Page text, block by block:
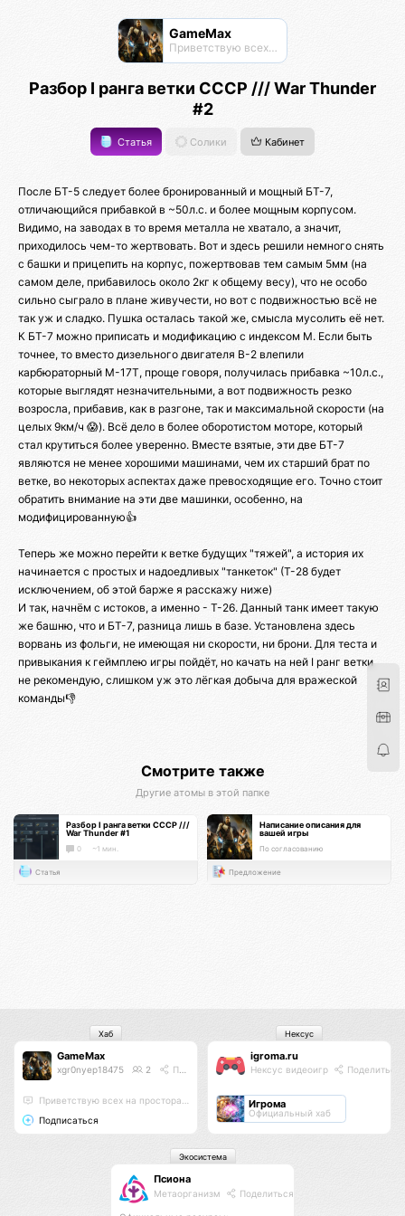
GameMax
Приветствую всех на просторах этого хаба;)
Разбор I ранга ветки СССР /// War Thunder
#2
Статья Солики Кабинет
После БТ-5 следует более бронированный и мощный БТ-7,
отличающийся прибавкой в ~50л.с. и более мощным корпусом.
Видимо, на заводах в то время металла не хватало, а значит,
приходилось чем-то жертвовать. Вот и здесь решили немного снять
с башки и прицепить на корпус, пожертвовав тем самым 5мм (на
самом деле, прибавилось около 2кг к общему весу), что не особо
сильно сыграло в плане живучести, но вот с подвижностью всё не
так уж и сладко. Пушка осталась такой же, смысла мусолить её нет.
К БТ-7 можно приписать и модификацию с индексом М. Если быть
точнее, то вместо дизельного двигателя В-2 влепили
карбюраторный М-17Т, проще говоря, получилась прибавка ~10л.с.,
которые выглядят незначительными, а вот подвижность резко
возросла, прибавив, как в разгоне, так и максимальной скорости (на
целых 9км/ч 😱). Всё дело в более оборотистом моторе, который
стал крутиться более уверенно. Вместе взятые, эти две БТ-7
являются не менее хорошими машинами, чем их старший брат по
ветке, во некоторых аспектах даже превосходящие его. Точно стоит
обратить внимание на эти две машинки, особенно, на
модифицированную👍
Теперь же можно перейти к ветке будущих "тяжей", а история их
начинается с простых и надоедливых "танкеток" (Т-28 будет
исключением, об этой барже я расскажу ниже)
И так, начнём с истоков, а именно - Т-26. Данный танк имеет такую
же башню, что и БТ-7, разница лишь в базе. Установлена здесь
ворвань из фольги, не имеющая ни скорости, ни брони. Для теста и
привыкания к геймплею игры пойдёт, но качать на ней I ранг ветки
не рекомендую, слишком уж это лёгкая добыча для вражеской
команды👎
Смотрите также
Другие атомы в этой папке
Разбор I ранга ветки СССР ///
War Thunder #1
0 ~1 мин.
Статья
Написание описания для
вашей игры
По согласованию
Предложение
GameMax
xgr0nyep18475 2 Поделиться
Приветствую всех на просторах этого хаба;)
Подписаться
Хаб
igroma.ru
Нексус видеоигр Поделиться
Игрома
Официальный хаб
Нексус
Псиона
Метаорганизм Поделиться
Экосистема